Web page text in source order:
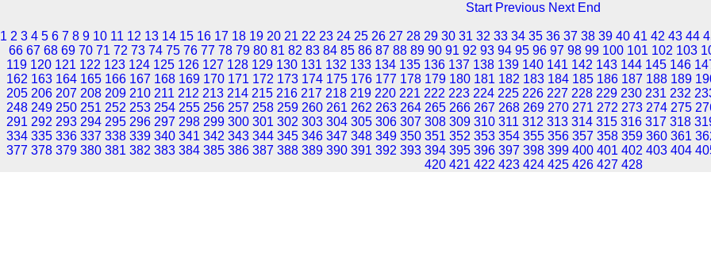
Start Previous Next End
1 2 3 4 5 6 7 8 9 10 11 12 13 14 15 16 17 18 19 20 21 22 23 24 25 26 27 28 29 30 31 32 33 34 35 36 37 38 39 40 41 42 43 44
66 67 68 69 70 71 72 73 74 75 76 77 78 79 80 81 82 83 84 85 86 87 88 89 90 91 92 93 94 95 96 97 98 99 100 101 102 103
119 120 121 122 123 124 125 126 127 128 129 130 131 132 133 134 135 136 137 138 139 140 141 142 143 144 145 146
162 163 164 165 166 167 168 169 170 171 172 173 174 175 176 177 178 179 180 181 182 183 184 185 186 187 188 189
205 206 207 208 209 210 211 212 213 214 215 216 217 218 219 220 221 222 223 224 225 226 227 228 229 230 231 232
248 249 250 251 252 253 254 255 256 257 258 259 260 261 262 263 264 265 266 267 268 269 270 271 272 273 274 275
291 292 293 294 295 296 297 298 299 300 301 302 303 304 305 306 307 308 309 310 311 312 313 314 315 316 317 318
334 335 336 337 338 339 340 341 342 343 344 345 346 347 348 349 350 351 352 353 354 355 356 357 358 359 360 361
377 378 379 380 381 382 383 384 385 386 387 388 389 390 391 392 393 394 395 396 397 398 399 400 401 402 403 404
420 421 422 423 424 425 426 427 428